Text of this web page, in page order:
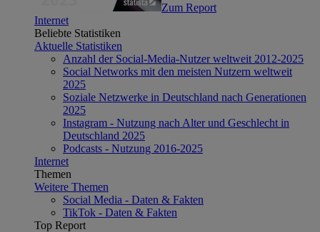
Zum Report
Internet
Beliebte Statistiken
Aktuelle Statistiken
Anzahl der Social-Media-Nutzer weltweit 2012-2025
Social Networks mit den meisten Nutzern weltweit
2025
Soziale Netzwerke in Deutschland nach Generationen
2025
Instagram - Nutzung nach Alter und Geschlecht in
Deutschland 2025
Podcasts - Nutzung 2016-2025
Internet
Themen
Weitere Themen
Social Media - Daten & Fakten
TikTok - Daten & Fakten
Top Report